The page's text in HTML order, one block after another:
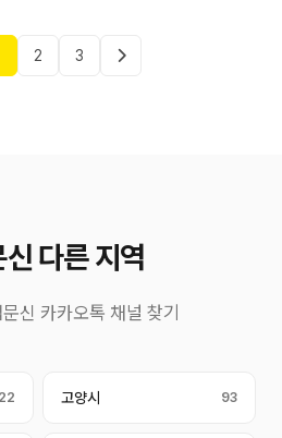
2 3
다른 지역
신 카카오톡 채널 찾기
고양시 93